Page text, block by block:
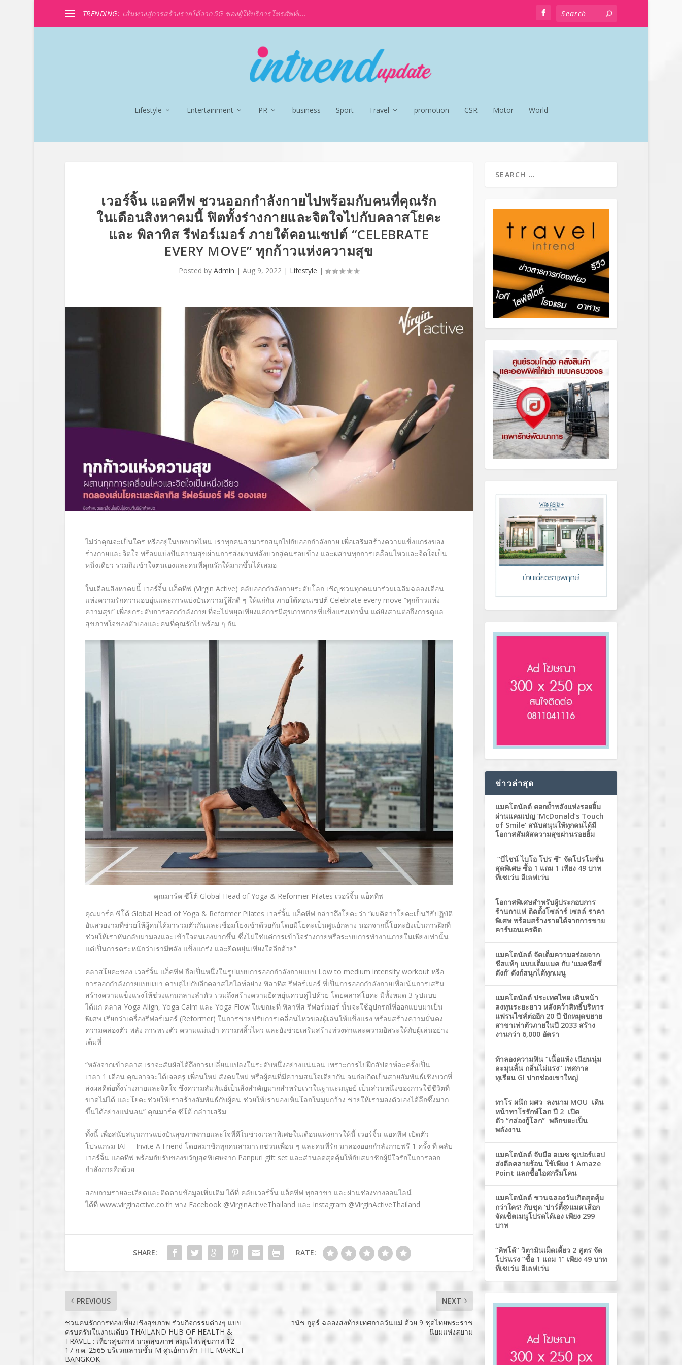
TRENDING: เส้นทางสู่การสร้างรายได้จาก 5G ของผู้ให้บริการโทรศัพท์เ...
Lifestyle Entertainment PR business Sport Travel promotion CSR Motor World
เวอร์จิ้น แอคทีฟ ชวนออกกำลังกายไปพร้อมกับคนที่คุณรัก
ในเดือนสิงหาคมนี้ ฟิตทั้งร่างกายและจิตใจไปกับคลาสโยคะ
และ พิลาทิส รีฟอร์เมอร์ ภายใต้คอนเซปต์ “CELEBRATE
EVERY MOVE” ทุกก้าวแห่งความสุข
Posted byAdmin |Aug 9, 2022 | Lifestyle |
ไม่ว่าคุณจะเป็นใคร หรืออยู่ในบทบาทไหน เราทุกคนสามารถสนุกไปกับออกกำลังกาย เพื่อเสริมสร้างความแข็งแกร่งของ
ร่างกายและจิตใจ พร้อมแบ่งปันความสุขผ่านการส่งผ่านพลังบวกสู่คนรอบข้าง และผสานทุกการเคลื่อนไหวและจิตใจเป็น
หนึ่งเดียว รวมถึงเข้าใจตนเองและคนที่คุณรักให้มากขึ้นได้เสมอ
ในเดือนสิงหาคมนี้ เวอร์จิ้น แอ็คทีฟ (Virgin Active) คลับออกกำลังกายระดับโลก เชิญชวนทุกคนมาร่วมเฉลิมฉลองเดือน
แห่งความรักความอบอุ่นและการแบ่งปันความรู้สึกดี ๆ ให้แก่กัน ภายใต้คอนเซปต์ Celebrate every move “ทุกก้าวแห่ง
ความสุข” เพื่อยกระดับการออกกำลังกาย ที่จะไม่หยุดเพียงแค่การมีสุขภาพกายที่แข็งแรงเท่านั้น แต่ยังสานต่อถึงการดูแล
สุขภาพใจของตัวเองและคนที่คุณรักไปพร้อม ๆ กัน
คุณมาร์ค ซีโต้ Global Head of Yoga & Reformer Pilates เวอร์จิ้น แอ็คทีฟ
คุณมาร์ค ซีโต้ Global Head of Yoga & Reformer Pilates เวอร์จิ้น แอ็คทีฟ กล่าวถึงโยคะว่า “ผมคิดว่าโยคะเป็นวิธีปฏิบัติ
อันสวยงามที่ช่วยให้ผู้คนได้มารวมตัวกันและเชื่อมโยงเข้าด้วยกันโดยมีโยคะเป็นศูนย์กลาง นอกจากนี้โยคะยังเป็นการฝึกที่
ช่วยให้เราหันกลับมามองและเข้าใจตนเองมากขึ้น ซึ่งไม่ใช่แค่การเข้าใจร่างกายหรือระบบการทำงานภายในเพียงเท่านั้น
แต่เป็นการตระหนักว่าเรามีพลัง แข็งแกร่ง และยืดหยุ่นเพียงใดอีกด้วย”
คลาสโยคะของ เวอร์จิ้น แอ็คทีฟ ถือเป็นหนึ่งในรูปแบบการออกกำลังกายแบบ Low to medium intensity workout หรือ
การออกกำลังกายแบบเบา ควบคู่ไปกับอีกคลาสไฮไลท์อย่าง พิลาทิส รีฟอร์เมอร์ ที่เป็นการออกกำลังกายเพื่อเน้นการเสริม
สร้างความแข็งแรงให้ช่วงแกนกลางลำตัว รวมถึงสร้างความยืดหยุ่นควบคู่ไปด้วย โดยคลาสโยคะ มีทั้งหมด 3 รูปแบบ
ได้แก่ คลาส Yoga Align, Yoga Calm และ Yoga Flow ในขณะที่ พิลาทีส รีฟอร์เมอร์ นั้นจะใช้อุปกรณ์ที่ออกแบบมาเป็น
พิเศษ เรียกว่าเครื่องรีฟอร์เมอร์ (Reformer) ในการช่วยปรับการเคลื่อนไหวของผู้เล่นให้แข็งแรง พร้อมสร้างความมั่นคง
ความคล่องตัว พลัง การทรงตัว ความแม่นยำ ความพลิ้วไหว และยังช่วยเสริมสร้างท่วงท่าและความอิสระให้กับผู้เล่นอย่าง
เต็มที่
“หลังจากเข้าคลาส เราจะสัมผัสได้ถึงการเปลี่ยนแปลงในระดับหนึ่งอย่างแน่นอน เพราะการไปฝึกสัปดาห์ละครั้งเป็น
เวลา 1 เดือน คุณอาจจะได้เจอครู เพื่อนใหม่ สังคมใหม่ หรือผู้คนที่มีความสนใจเดียวกัน จนก่อเกิดเป็นสายสัมพันธ์เชิงบวกที่
ส่งผลดีต่อทั้งร่างกายและจิตใจ ซึ่งความสัมพันธ์เป็นสิ่งสำคัญมากสำหรับเราในฐานะมนุษย์ เป็นส่วนหนึ่งของการใช้ชีวิตที่
ขาดไม่ได้ และโยคะช่วยให้เราสร้างสัมพันธ์กับผู้คน ช่วยให้เรามองเห็นโลกในมุมกว้าง ช่วยให้เรามองตัวเองได้ลึกซึ้งมาก
ขึ้นได้อย่างแน่นอน” คุณมาร์ค ซีโต้ กล่าวเสริม
ทั้งนี้ เพื่อสนับสนุนการแบ่งปันสุขภาพกายและใจที่ดีในช่วงเวลาพิเศษในเดือนแห่งการให้นี้ เวอร์จิ้น แอคทีฟ เปิดตัว
โปรแกรม IAF – Invite A Friend โดยสมาชิกทุกคนสามารถชวนเพื่อน ๆ และคนที่รัก มาลองออกกำลังกายฟรี 1 ครั้ง ที่ คลับ
เวอร์จิ้น แอคทีฟ พร้อมกับรับของขวัญสุดพิเศษจาก Panpuri gift set และส่วนลดสุดคุ้มให้กับสมาชิกผู้มีใจรักในการออก
กำลังกายอีกด้วย
สอบถามรายละเอียดและติดตามข้อมูลเพิ่มเติม ได้ที่ คลับเวอร์จิ้น แอ็คทีฟ ทุกสาขา และผ่านช่องทางออนไลน์
ได้ที่ www.virginactive.co.th ทาง Facebook @VirginActiveThailand และ Instagram @VirginActiveThailand
SHARE: RATE:
PREVIOUS
ชวนคนรักการท่องเที่ยงเชิงสุขภาพ ร่วมกิจกรรมต่างๆ แบบ
ครบครันในงานเดียว THAILAND HUB OF HEALTH &
TRAVEL : เที่ยวสุขภาพ นวดสุขภาพ สมุนไพรสุขภาพ 12 –
17 ก.ค. 2565 บริเวณลานชั้น M ศูนย์การค้า THE MARKET
BANGKOK
NEXT
วนัช กูตูร์ ฉลองส่งท้ายเทศกาลวันแม่ ด้วย 9 ชุดไทยพระราช
นิยมแห่งสยาม
ข่าวล่าสุด
แมคโดนัลด์ ตอกย้ำพลังแห่งรอยยิ้ม
ผ่านแคมเปญ ‘McDonald’s Touch
of Smile’ สนับสนุนให้ทุกคนได้มี
โอกาสสัมผัสความสุขผ่านรอยยิ้ม
“บีไชน์ ไบโอ โปร ซี” จัดโปรโมชั่น
สุดพิเศษ ซื้อ 1 แถม 1 เพียง 49 บาท
ที่เซเว่น อีเลฟเว่น
โอกาสพิเศษสำหรับผู้ประกอบการ
ร้านกาแฟ ติดตั้งโซล่าร์ เซลล์ ราคา
พิเศษ พร้อมสร้างรายได้จากการขาย
คาร์บอนเครดิต
แมคโดนัลด์ จัดเต็มความอร่อยจาก
ชีสแท้ๆ แบบเต็มแมค กับ ‘แมคชีสซี่
ดังก์’ ดังก์สนุกได้ทุกเมนู
แมคโดนัลด์ ประเทศไทย เดินหน้า
ลงทุนระยะยาว หลังคว้าสิทธิ์บริหาร
แฟรนไชส์ต่ออีก 20 ปี ปักหมุดขยาย
สาขาเท่าตัวภายในปี 2033 สร้าง
งานกว่า 6,000 อัตรา
ท้าลองความฟิน “เนื้อแห้ง เนียนนุ่ม
ละมุนลิ้น กลิ่นไม่แรง” เทศกาล
ทุเรียน GI ปากช่องเขาใหญ่
ทาโร ผนึก มศว ลงนาม MOU เดิน
หน้าทาโรรักษ์โลก ปี 2 เปิด
ตัว “กล่องกู้โลก” พลิกขยะเป็น
พลังงาน
แมคโดนัลด์ จับมือ อเมซ ซูเปอร์แอป
ส่งดีลคลายร้อน ใช้เพียง 1 Amaze
Point แลกซื้อไอศกรีมโคน
แมคโดนัลด์ ชวนฉลองวันเกิดสุดคุ้ม
กว่าใคร! กับชุด ‘ปาร์ตี้@แมค’เลือก
จัดเซ็ตเมนูโปรดได้เอง เพียง 299
บาท
“คิทโด้” วิตามินเม็ดเคี้ยว 2 สูตร จัด
โปรแรง “ซื้อ 1 แถม 1” เพียง 49 บาท
ที่เซเว่น อีเลฟเว่น